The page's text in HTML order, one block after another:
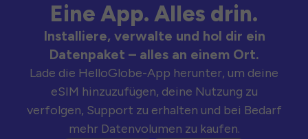
Eine App. Alles drin.
Installiere, verwalte und hol dir ein
Datenpaket – alles an einem Ort.
Lade die HelloGlobe-App herunter, um deine
eSIM hinzuzufügen, deine Nutzung zu
verfolgen, Support zu erhalten und bei Bedarf
mehr Datenvolumen zu kaufen.